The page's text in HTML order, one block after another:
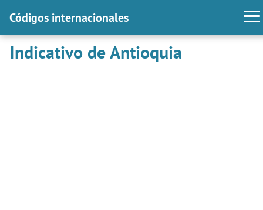
Códigos internacionales
Indicativo de Antioquia